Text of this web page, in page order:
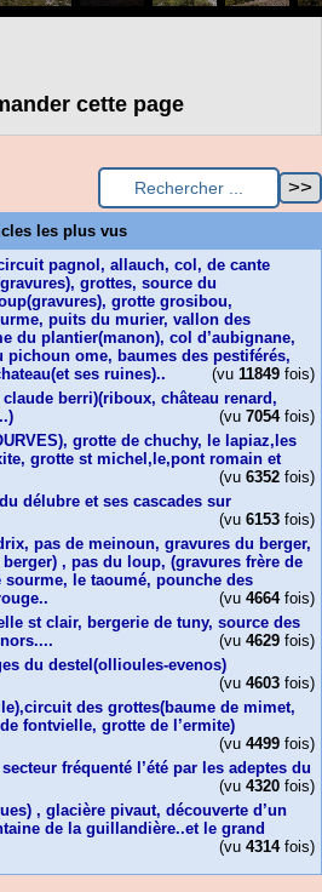
cette page
les plus vus
pagnol, allauch, col, de cante
grottes, source du
grotte grosibou,
puits du murier, vallon des
du plantier(manon), col d’aubignane,
pichoun ome, baumes des pestiférés,
ses ruines)..
(vu 11849 fois)
berri)(riboux, château renard,
(vu 7054fois)
grotte de chuchy, le lapiaz,les
grotte st michel,le,pont romain et
(vu 6352 fois)
délubre et ses cascades sur
(vu 6153 fois)
pas de meinoun, gravures du berger,
, pas du loup, (gravures frère de
le taoumé, pounche des
(vu 4664fois)
st clair, bergerie de tuny, source des
(vu 4629 fois)
du destel(ollioules-evenos)
(vu 4603 fois)
des grottes(baume de mimet,
fontvielle, grotte de l’ermite)
(vu 4499 fois)
fréquenté l’été par les adeptes du
(vu 4320 fois)
, glacière pivaut, découverte d’un
de la guillandière..et le grand
(vu 4314fois)